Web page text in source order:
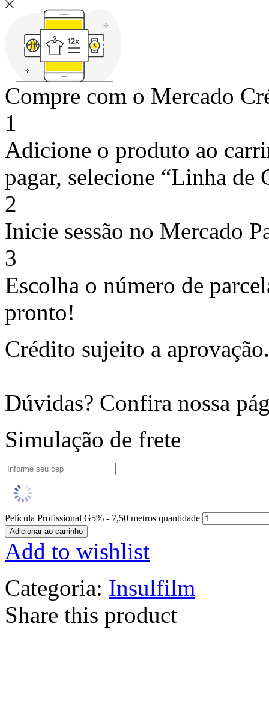
Compre com o Mercado
1
Adicione o produto ao
pagar, selecione “Linha de
2
Inicie sessão no Mercado
3
Escolha o número de
pronto!
Crédito sujeito a aprovação.
Dúvidas? Confira nossa
Simulação de frete
Película Profissional G5% - 7,50 metros quantidade
Adicionar ao carrinho
Add to wishlist
Categoria: Insulfilm
Share this product